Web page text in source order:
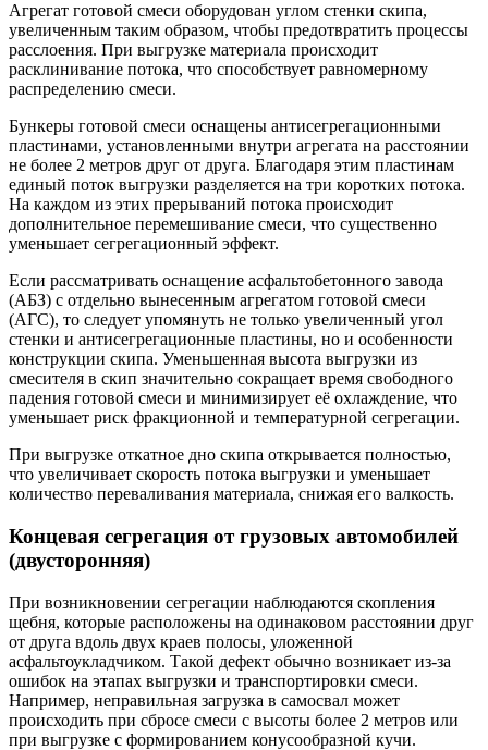
Агрегат готовой смеси оборудован углом стенки скипа,
увеличенным таким образом, чтобы предотвратить процессы
расслоения. При выгрузке материала происходит
расклинивание потока, что способствует равномерному
распределению смеси.
Бункеры готовой смеси оснащены антисегрегационными
пластинами, установленными внутри агрегата на расстоянии
не более 2 метров друг от друга. Благодаря этим пластинам
единый поток выгрузки разделяется на три коротких потока.
На каждом из этих прерываний потока происходит
дополнительное перемешивание смеси, что существенно
уменьшает сегрегационный эффект.
Если рассматривать оснащение асфальтобетонного завода
(АБЗ) с отдельно вынесенным агрегатом готовой смеси
(АГС), то следует упомянуть не только увеличенный угол
стенки и антисегрегационные пластины, но и особенности
конструкции скипа. Уменьшенная высота выгрузки из
смесителя в скип значительно сокращает время свободного
падения готовой смеси и минимизирует её охлаждение, что
уменьшает риск фракционной и температурной сегрегации.
При выгрузке откатное дно скипа открывается полностью,
что увеличивает скорость потока выгрузки и уменьшает
количество переваливания материала, снижая его валкость.
Концевая сегрегация от грузовых автомобилей
(двусторонняя)
При возникновении сегрегации наблюдаются скопления
щебня, которые расположены на одинаковом расстоянии друг
от друга вдоль двух краев полосы, уложенной
асфальтоукладчиком. Такой дефект обычно возникает из-за
ошибок на этапах выгрузки и транспортировки смеси.
Например, неправильная загрузка в самосвал может
происходить при сбросе смеси с высоты более 2 метров или
при выгрузке с формированием конусообразной кучи.